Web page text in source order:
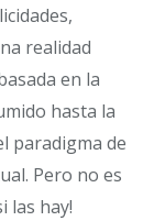
realidad
en la
hasta la
paradigma de
Pero no es
las hay!